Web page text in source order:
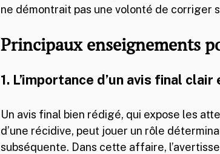
ne démontrait pas une volonté de corriger
Principaux enseignements
1. L’importance d’un avis final
Un avis final bien rédigé, qui expose les
d’une récidive, peut jouer un rôle
subséquente. Dans cette affaire,